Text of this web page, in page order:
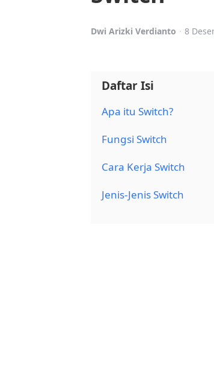
Posted
Dwi Arizki Verdianto 8
Daftar Isi
Apa itu Switch?
Fungsi Switch
Cara Kerja Switch
Jenis-Jenis Switch